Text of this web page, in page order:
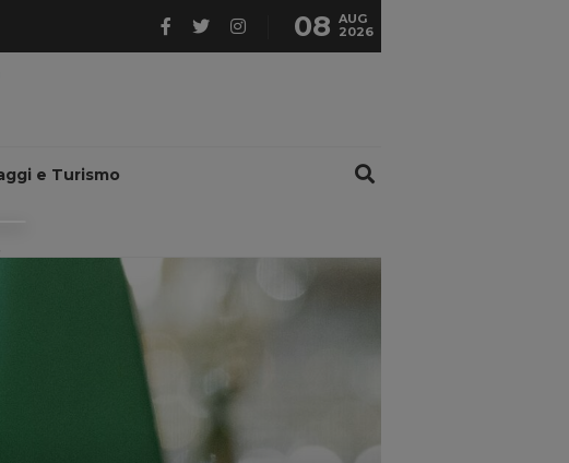
08 AUG
2026
e Turismo